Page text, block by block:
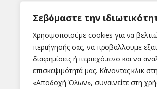
Σεβόμαστε την
Χρησιμοποιούμε cookies για να
περιήγησής σας, να προβάλλουμε
διαφημίσεις ή περιεχόμενο και να
επισκεψιμότητά μας. Κάνοντας κλικ
«Αποδοχή Όλων», συναινείτε στη